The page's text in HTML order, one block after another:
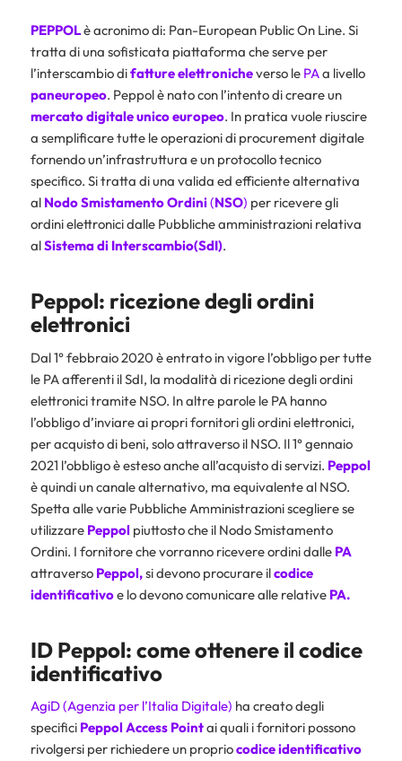
PEPPOLè acronimo di: Pan-European Public On Line. Si
tratta di una sofisticata piattaforma che serve per
l’interscambio difatture elettronicheverso le PAa livello
paneuropeo. Peppol è nato con l’intento di creare un
mercato digitale unico europeo. In pratica vuole riuscire
a semplificare tutte le operazioni di procurement digitale
fornendo un’infrastruttura e un protocollo tecnico
specifico. Si tratta di una valida ed efficiente alternativa
al Nodo Smistamento Ordini(NSO) per ricevere gli
ordini elettronici dalle Pubbliche amministrazioni relativa
alSistema di Interscambio(SdI).
Peppol: ricezione degli ordini
elettronici
Dal 1° febbraio 2020 è entrato in vigore l’obbligo per tutte
le PA afferenti il SdI, la modalità di ricezione degli ordini
elettronici tramite NSO. In altre parole le PA hanno
l’obbligo d’inviare ai propri fornitori gli ordini elettronici,
per acquisto di beni, solo attraverso il NSO. Il 1° gennaio
2021 l’obbligo è esteso anche all’acquisto di servizi. Peppol
è quindi un canale alternativo, ma equivalente al NSO.
Spetta alle varie Pubbliche Amministrazioni scegliere se
utilizzare Peppolpiuttosto che il Nodo Smistamento
Ordini. I fornitore che vorranno ricevere ordini dalle PA
attraverso Peppol,si devono procurare ilcodice
identificativoe lo devono comunicare alle relative PA.
ID Peppol: come ottenere il codice
identificativo
AgiD (Agenzia per l’Italia Digitale) ha creato degli
specifici Peppol Access Pointai quali i fornitori possono
rivolgersi per richiedere un propriocodice identificativo